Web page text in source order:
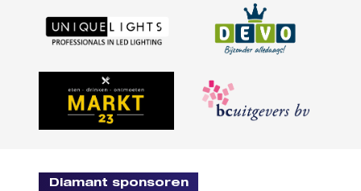
Diamant sponsoren